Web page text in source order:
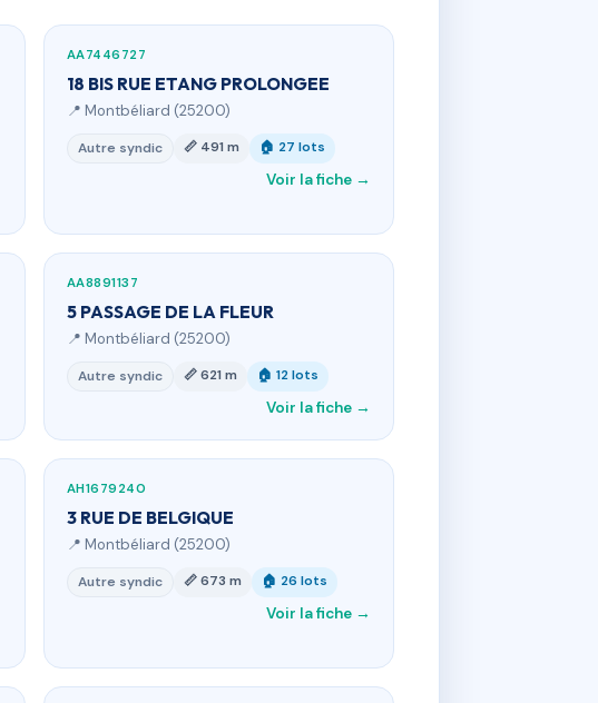
AA7446727
18 BIS RUE ETANG PROLONGEE
📍 Montbéliard (25200)
Autre syndic 📏 491 m 🏠 27 lots
Voir la fiche →
AA8891137
5 PASSAGE DE LA FLEUR
📍 Montbéliard (25200)
Autre syndic 📏 621 m 🏠 12 lots
Voir la fiche →
AH1679240
3 RUE DE BELGIQUE
📍 Montbéliard (25200)
Autre syndic 📏 673 m 🏠 26 lots
Voir la fiche →